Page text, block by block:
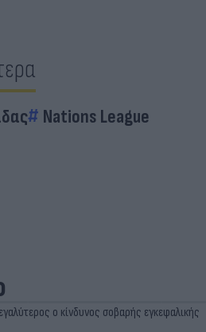
Nations League